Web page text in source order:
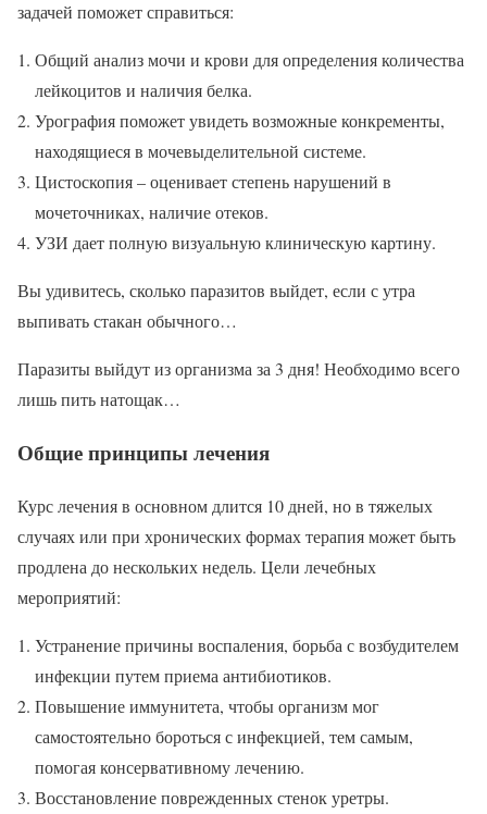
задачей поможет справиться:
Общий анализ мочи и крови для определения количества
лейкоцитов и наличия белка.
Урография поможет увидеть возможные конкременты,
находящиеся в мочевыделительной системе.
Цистоскопия – оценивает степень нарушений в
мочеточниках, наличие отеков.
УЗИ дает полную визуальную клиническую картину.
Вы удивитесь, сколько паразитов выйдет, если с утра
выпивать стакан обычного…
Паразиты выйдут из организма за 3 дня! Необходимо всего
лишь пить натощак…
Общие принципы лечения
Курс лечения в основном длится 10 дней, но в тяжелых
случаях или при хронических формах терапия может быть
продлена до нескольких недель. Цели лечебных
мероприятий:
Устранение причины воспаления, борьба с возбудителем
инфекции путем приема антибиотиков.
Повышение иммунитета, чтобы организм мог
самостоятельно бороться с инфекцией, тем самым,
помогая консервативному лечению.
Восстановление поврежденных стенок уретры.